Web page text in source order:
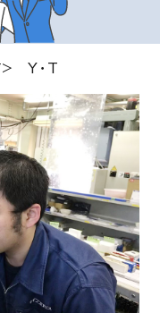
Y・T